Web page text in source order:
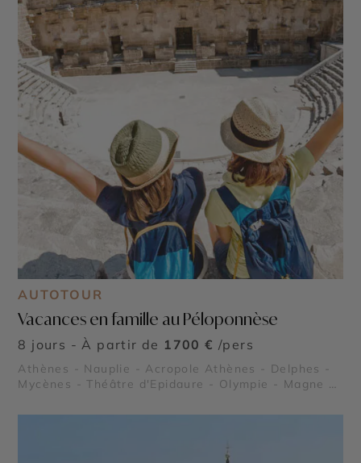
AUTOTOUR
Vacances en famille au Péloponnèse
8 jours - À partir de 1700 € /pers
Athènes - Nauplie - Acropole Athènes - Delphes -
Mycènes - Théâtre d'Epidaure - Olympie - Magne -